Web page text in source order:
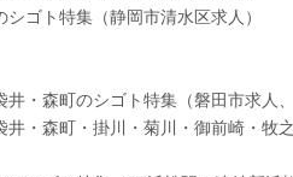
シゴト特集（静岡市清水区求人）
井・森町のシゴト特集（磐田市求人
井・森町・掛川・菊川・御前崎・牧